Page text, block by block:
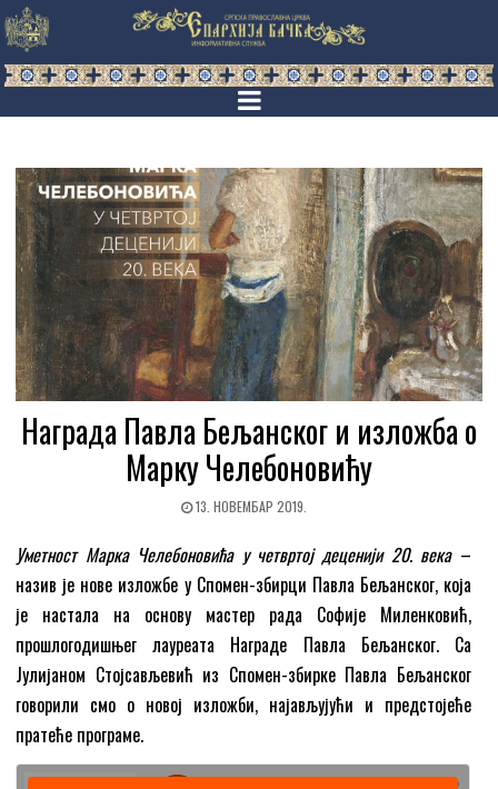
Награда Павла Бељанског и изложба о
Марку Челебоновићу
13. НОВЕМБАР 2019.
Уметност Марка Челебоновића у четвртој деценији 20. века–
назив је нове изложбе у Спомен-збирци Павла Бељанског, која
је настала на основу мастер рада Софије Миленковић,
прошлогодишњег лауреата Награде Павла Бељанског. Са
Јулијаном Стојсављевић из Спомен-збирке Павла Бељанског
говорили смо о новој изложби, најављујући и предстојеће
пратеће програме.